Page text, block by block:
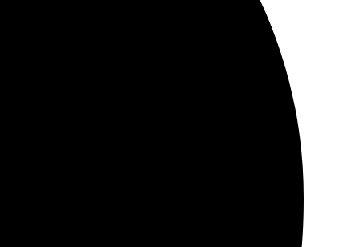
ожидания.